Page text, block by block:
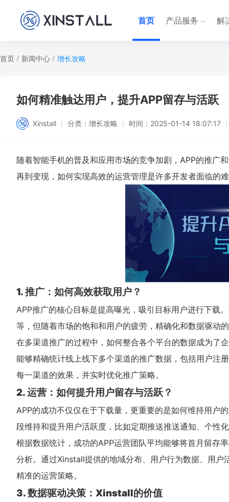
首页 产品服务 解
首页 / 新闻中心 / 增长攻略
如何精准触达用户，提升APP留存与活跃
Xinstall 分类： 增长攻略 时间： 2025-01-14 18:07:17
随着智能手机的普及和应用市场的竞争加剧，APP的推广
再到变现，如何实现高效的运营管理是许多开发者面临的
1. 推广：如何高效获取用户？
APP推广的核心目标是提高曝光，吸引目标用户进行下载
等，但随着市场的饱和和用户的疲劳，精确化和数据驱动
在多渠道推广的过程中，如何整合各个平台的数据成为了
能够精确统计线上线下多个渠道的推广数据，包括用户注
每一渠道的效果，并实时优化推广策略。
2. 运营：如何提升用户留存与活跃？
APP的成功不仅仅在于下载量，更重要的是如何维持用户
段维持和提升用户活跃度，比如定期推送推送通知、个性
根据数据统计，成功的APP运营团队平均能够将首月留
分析。通过Xinstall提供的地域分布、用户行为数据、用
精准的运营策略。
3. 数据驱动决策：Xinstall的价值